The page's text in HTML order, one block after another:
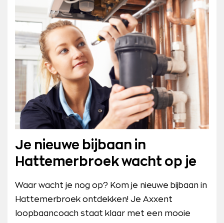
Je nieuwe bijbaan in
Hattemerbroek wacht op je
Waar wacht je nog op? Kom je nieuwe bijbaan in
Hattemerbroek ontdekken! Je Axxent
loopbaancoach staat klaar met een mooie